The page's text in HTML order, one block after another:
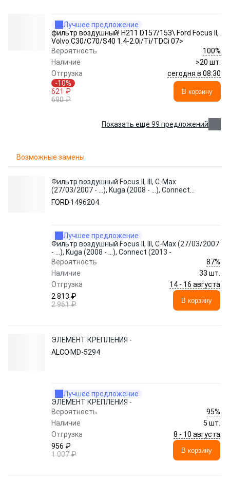
Лучшее предложение
фильтр воздушный! H211 D157/153\ Ford Focus II,
Volvo C30/C70/S40 1.4-2.0i/Ti/TDCi 07>
Вероятность
100%
Наличие
>20 шт.
Отгрузка
сегодня в 08:30
-10%
621 ₽
690 ₽
В корзину
Показать еще 99 предложений
Возможные замены
Фильтр воздушный Focus II, III, C-Max
(27/03/2007 - ...), Kuga (2008 - ...), Connect
(2013 -
FORD 1496204
Лучшее предложение
Фильтр воздушный Focus II, III, C-Max (27/03/2007
- ...), Kuga (2008 - ...), Connect (2013 -
Вероятность
87%
Наличие
33 шт.
Отгрузка
14 - 16 августа
2 813 ₽
2 961 ₽
В корзину
ЭЛЕМЕНТ КРЕПЛЕНИЯ -
ALCO MD-5294
Лучшее предложение
ЭЛЕМЕНТ КРЕПЛЕНИЯ -
Вероятность
95%
Наличие
5 шт.
Отгрузка
8 - 10 августа
956 ₽
1 007 ₽
В корзину